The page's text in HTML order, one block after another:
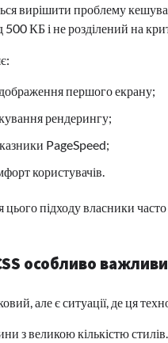
вирішити проблему
500 КБ і не розділений на
першого екрану;
рендерингу;
PageSpeed;
користувачів.
підходу власники
особливо
але є ситуації, де ця
з великою кількістю стилів.